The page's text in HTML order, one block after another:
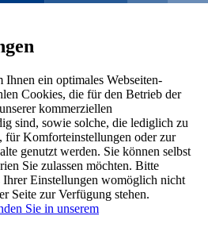
ein optimales Webseiten-
Cookies, die für den Betrieb der
kommerziellen
sind, sowie solche, die lediglich zu
für Komforteinstellungen oder zur
genutzt werden. Sie können selbst
Sie zulassen möchten. Bitte
Ihrer Einstellungen womöglich nicht
Seite zur Verfügung stehen.
Sie in unserem